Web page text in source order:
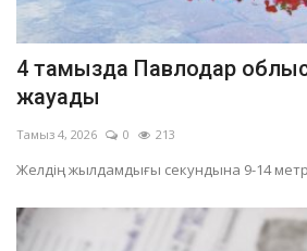
4 тамызда Павлодар
жауады
Тамыз 4, 2026 0 213
Желдің жылдамдығы секундына 9-14